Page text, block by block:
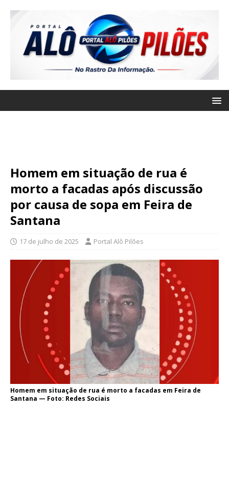
Homem em situação de rua é
morto a facadas após discussão
por causa de sopa em Feira de
Santana
17 de julho de 2025 Portal Alô Pilões
Homem em situação de rua é morto a facadas em Feira de
Santana — Foto: Redes Sociais